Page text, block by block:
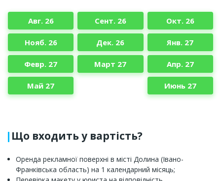
Авг. 26 Сент. 26 Окт. 26
Нояб. 26 Дек. 26 Янв. 27
Февр. 27 Март 27 Апр. 27
Май 27 Июнь 27
Що входить у вартість?
Оренда рекламної поверхні в місті Долина (Івано-
Франківська область) на 1 календарний місяць;